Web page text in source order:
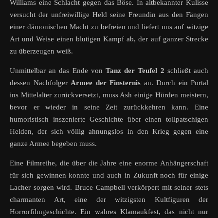
Williams eine Schlacht gegen das Böse. In altbekannter Kulisse
versucht der unfreiwillige Held seine Freundin aus den Fängen
einer dämonischen Macht zu befreien und liefert uns auf witzige
Art und Weise einen blutigen Kampf ab, der auf ganzer Strecke
zu überzeugen weiß.
Unmittelbar an das Ende von Tanz der Teufel 2 schließt auch
dessen Nachfolger Armee der Finsternis an. Durch ein Portal
ins Mittelalter zurückversetzt, muss Ash einige Hürden meistern,
bevor er wieder in seine Zeit zurückkehren kann. Eine
humoristisch inszenierte Geschichte über einen tollpatschigen
Helden, der sich völlig ahnungslos in den Krieg gegen eine
ganze Armee begeben muss.
Eine Filmreihe, die über die Jahre eine enorme Anhängerschaft
für sich gewinnen konnte und auch in Zukunft noch für einige
Lacher sorgen wird. Bruce Campbell verkörpert mit seiner stets
charmanten Art, eine der witzigsten Kultfiguren der
Horrorfilmgeschichte. Ein wahres Klamaukfest, das nicht nur